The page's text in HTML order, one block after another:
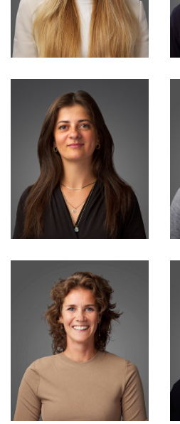
Consultant
Anouk Kruining
Talent Acquisition
Isa Zidek
Lead Consultant